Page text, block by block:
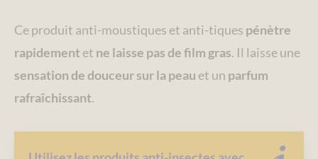
Ce produit anti-moustiques et anti-tiques pénètre
rapidement et ne laisse pas de film gras. Il laisse une
sensation de douceur sur la peau et un parfum
rafraîchissant.